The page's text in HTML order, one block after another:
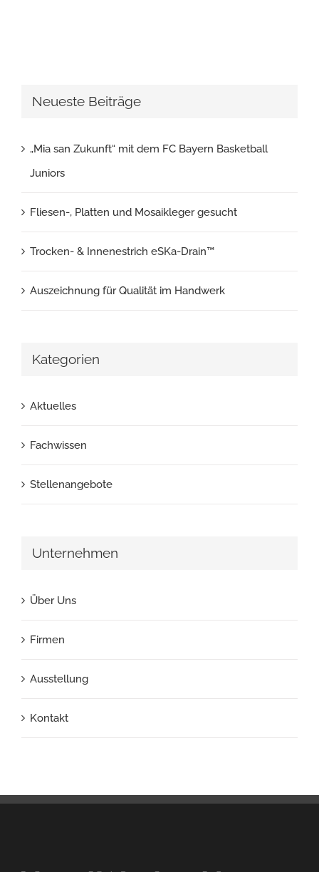
Neueste Beiträge
„Mia san Zukunft“ mit dem FC Bayern Basketball
Juniors
Fliesen-, Platten und Mosaikleger gesucht
Trocken- & Innenestrich eSKa-Drain™
Auszeichnung für Qualität im Handwerk
Kategorien
Aktuelles
Fachwissen
Stellenangebote
Unternehmen
Über Uns
Firmen
Ausstellung
Kontakt